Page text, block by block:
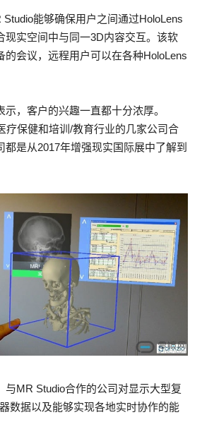
能够确保用户之间通过HoloLens
现实空间中与同一3D内容交互。该软
的会议，远程用户可以在各种HoloLens
，客户的兴趣一直都十分浓厚。
疗保健和培训/教育行业的几家公司合
是从2017年增强现实国际展中了解到
与MR Studio合作的公司对显示大型复
数据以及能够实现各地实时协作的能